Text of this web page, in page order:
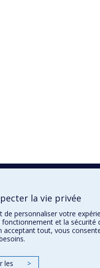
la vie privée
de personnaliser votre
et la sécurité
acceptant tout, vous
les
>